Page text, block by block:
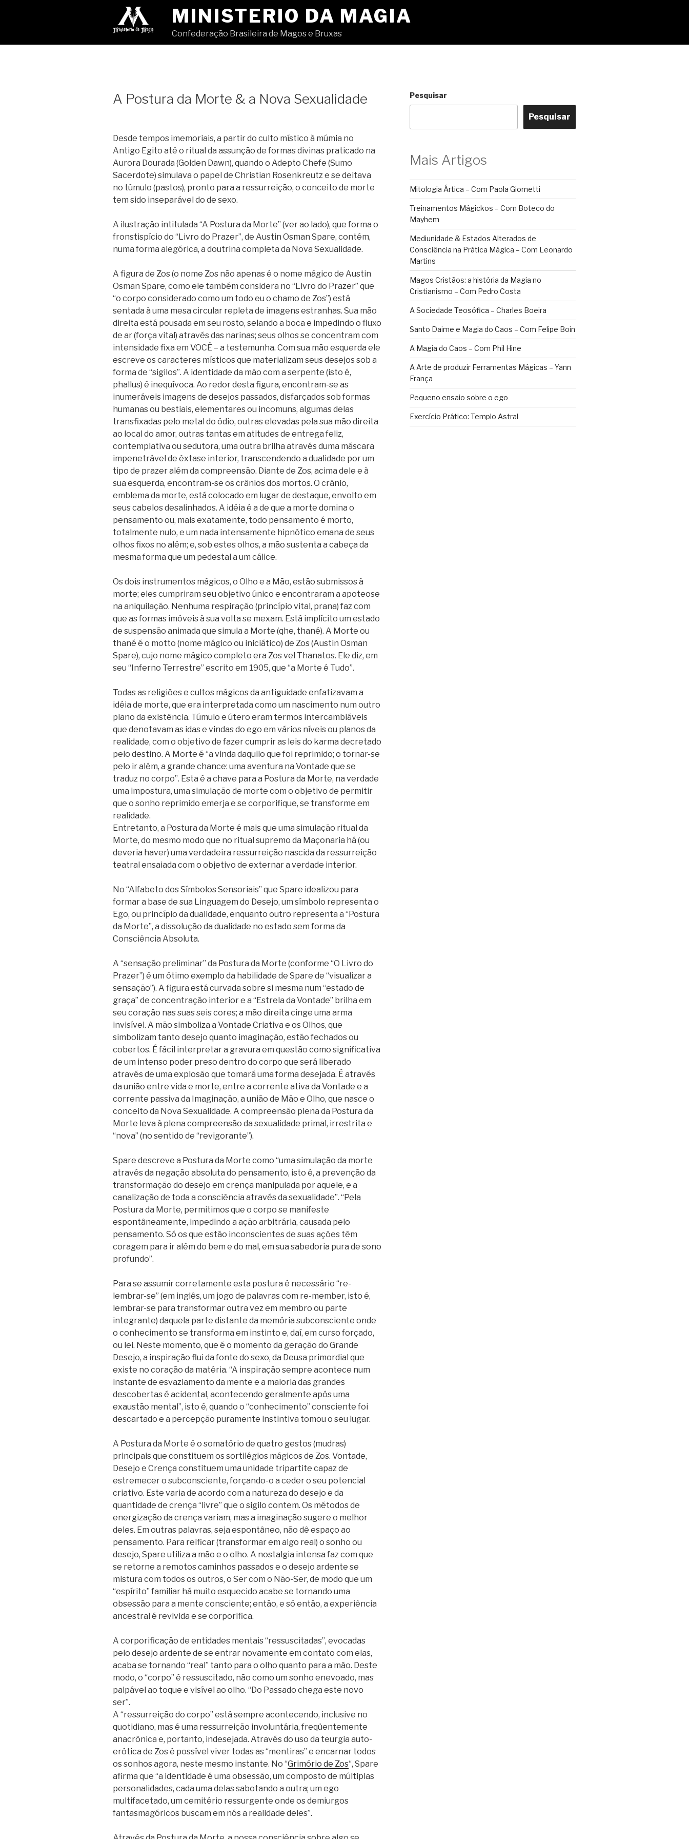
conteúdo
MINISTERIO DA MAGIA
Confederação Brasileira de Magos e Bruxas
A Postura da Morte & a Nova Sexualidade
Desde tempos imemoriais, a partir do culto místico à múmia no
Antigo Egito até o ritual da assunção de formas divinas praticado na
Aurora Dourada (Golden Dawn), quando o Adepto Chefe (Sumo
Sacerdote) simulava o papel de Christian Rosenkreutz e se deitava
no túmulo (pastos), pronto para a ressurreição, o conceito de morte
tem sido inseparável do de sexo.
A ilustração intitulada “A Postura da Morte” (ver ao lado), que forma o
fronstispício do “Livro do Prazer”, de Austin Osman Spare, contém,
numa forma alegórica, a doutrina completa da Nova Sexualidade.
A figura de Zos (o nome Zos não apenas é o nome mágico de Austin
Osman Spare, como ele também considera no “Livro do Prazer” que
“o corpo considerado como um todo eu o chamo de Zos”) está
sentada à uma mesa circular repleta de imagens estranhas. Sua mão
direita está pousada em seu rosto, selando a boca e impedindo o fluxo
de ar (força vital) através das narinas; seus olhos se concentram com
intensidade fixa em VOCÊ – a testemunha. Com sua mão esquerda ele
escreve os caracteres místicos que materializam seus desejos sob a
forma de “sigilos”. A identidade da mão com a serpente (isto é,
phallus) é inequívoca. Ao redor desta figura, encontram-se as
inumeráveis imagens de desejos passados, disfarçados sob formas
humanas ou bestiais, elementares ou incomuns, algumas delas
transfixadas pelo metal do ódio, outras elevadas pela sua mão direita
ao local do amor, outras tantas em atitudes de entrega feliz,
contemplativa ou sedutora, uma outra brilha através duma máscara
impenetrável de êxtase interior, transcendendo a dualidade por um
tipo de prazer além da compreensão. Diante de Zos, acima dele e à
sua esquerda, encontram-se os crânios dos mortos. O crânio,
emblema da morte, está colocado em lugar de destaque, envolto em
seus cabelos desalinhados. A idéia é a de que a morte domina o
pensamento ou, mais exatamente, todo pensamento é morto,
totalmente nulo, e um nada intensamente hipnótico emana de seus
olhos fixos no além; e, sob estes olhos, a mão sustenta a cabeça da
mesma forma que um pedestal a um cálice.
Os dois instrumentos mágicos, o Olho e a Mão, estão submissos à
morte; eles cumpriram seu objetivo único e encontraram a apoteose
na aniquilação. Nenhuma respiração (princípio vital, prana) faz com
que as formas imóveis à sua volta se mexam. Está implícito um estado
de suspensão animada que simula a Morte (qhe, thané). A Morte ou
thané é o motto (nome mágico ou iniciático) de Zos (Austin Osman
Spare), cujo nome mágico completo era Zos vel Thanatos. Ele diz, em
seu “Inferno Terrestre” escrito em 1905, que “a Morte é Tudo”.
Todas as religiões e cultos mágicos da antiguidade enfatizavam a
idéia de morte, que era interpretada como um nascimento num outro
plano da existência. Túmulo e útero eram termos intercambiáveis
que denotavam as idas e vindas do ego em vários níveis ou planos da
realidade, com o objetivo de fazer cumprir as leis do karma decretado
pelo destino. A Morte é “a vinda daquilo que foi reprimido; o tornar-se
pelo ir além, a grande chance: uma aventura na Vontade que se
traduz no corpo”. Esta é a chave para a Postura da Morte, na verdade
uma impostura, uma simulação de morte com o objetivo de permitir
que o sonho reprimido emerja e se corporifique, se transforme em
realidade.
Entretanto, a Postura da Morte é mais que uma simulação ritual da
Morte, do mesmo modo que no ritual supremo da Maçonaria há (ou
deveria haver) uma verdadeira ressurreição nascida da ressurreição
teatral ensaiada com o objetivo de externar a verdade interior.
No “Alfabeto dos Símbolos Sensoriais” que Spare idealizou para
formar a base de sua Linguagem do Desejo, um símbolo representa o
Ego, ou princípio da dualidade, enquanto outro representa a “Postura
da Morte”, a dissolução da dualidade no estado sem forma da
Consciência Absoluta.
A “sensação preliminar” da Postura da Morte (conforme “O Livro do
Prazer”) é um ótimo exemplo da habilidade de Spare de “visualizar a
sensação”). A figura está curvada sobre si mesma num “estado de
graça” de concentração interior e a “Estrela da Vontade” brilha em
seu coração nas suas seis cores; a mão direita cinge uma arma
invisível. A mão simboliza a Vontade Criativa e os Olhos, que
simbolizam tanto desejo quanto imaginação, estão fechados ou
cobertos. É fácil interpretar a gravura em questão como significativa
de um intenso poder preso dentro do corpo que será liberado
através de uma explosão que tomará uma forma desejada. É através
da união entre vida e morte, entre a corrente ativa da Vontade e a
corrente passiva da Imaginação, a união de Mão e Olho, que nasce o
conceito da Nova Sexualidade. A compreensão plena da Postura da
Morte leva à plena compreensão da sexualidade primal, irrestrita e
“nova” (no sentido de “revigorante”).
Spare descreve a Postura da Morte como “uma simulação da morte
através da negação absoluta do pensamento, isto é, a prevenção da
transformação do desejo em crença manipulada por aquele, e a
canalização de toda a consciência através da sexualidade”. “Pela
Postura da Morte, permitimos que o corpo se manifeste
espontâneamente, impedindo a ação arbitrária, causada pelo
pensamento. Só os que estão inconscientes de suas ações têm
coragem para ir além do bem e do mal, em sua sabedoria pura de sono
profundo”.
Para se assumir corretamente esta postura é necessário “re-
lembrar-se” (em inglês, um jogo de palavras com re-member, isto é,
lembrar-se para transformar outra vez em membro ou parte
integrante) daquela parte distante da memória subconsciente onde
o conhecimento se transforma em instinto e, daí, em curso forçado,
ou lei. Neste momento, que é o momento da geração do Grande
Desejo, a inspiração flui da fonte do sexo, da Deusa primordial que
existe no coração da matéria. “A inspiração sempre acontece num
instante de esvaziamento da mente e a maioria das grandes
descobertas é acidental, acontecendo geralmente após uma
exaustão mental”, isto é, quando o “conhecimento” consciente foi
descartado e a percepção puramente instintiva tomou o seu lugar.
A Postura da Morte é o somatório de quatro gestos (mudras)
principais que constituem os sortilégios mágicos de Zos. Vontade,
Desejo e Crença constituem uma unidade tripartite capaz de
estremecer o subconsciente, forçando-o a ceder o seu potencial
criativo. Este varia de acordo com a natureza do desejo e da
quantidade de crença “livre” que o sigilo contem. Os métodos de
energização da crença variam, mas a imaginação sugere o melhor
deles. Em outras palavras, seja espontâneo, não dê espaço ao
pensamento. Para reificar (transformar em algo real) o sonho ou
desejo, Spare utiliza a mão e o olho. A nostalgia intensa faz com que
se retorne a remotos caminhos passados e o desejo ardente se
mistura com todos os outros, o Ser com o Não-Ser, de modo que um
“espírito” familiar há muito esquecido acabe se tornando uma
obsessão para a mente consciente; então, e só então, a experiência
ancestral é revivida e se corporifica.
A corporificação de entidades mentais “ressuscitadas”, evocadas
pelo desejo ardente de se entrar novamente em contato com elas,
acaba se tornando “real” tanto para o olho quanto para a mão. Deste
modo, o “corpo” é ressuscitado, não como um sonho enevoado, mas
palpável ao toque e visível ao olho. “Do Passado chega este novo
ser”.
A “ressurreição do corpo” está sempre acontecendo, inclusive no
quotidiano, mas é uma ressurreição involuntária, freqüentemente
anacrônica e, portanto, indesejada. Através do uso da teurgia auto-
erótica de Zos é possível viver todas as “mentiras” e encarnar todos
os sonhos agora, neste mesmo instante. No “Grimório de Zos“, Spare
afirma que “a identidade é uma obsessão, um composto de múltiplas
personalidades, cada uma delas sabotando a outra; um ego
multifacetado, um cemitério ressurgente onde os demiurgos
fantasmagóricos buscam em nós a realidade deles”.
Pesquisar
Pesquisar
Mais Artigos
Mitologia Ártica – Com Paola Giometti
Treinamentos Mágickos – Com Boteco do
Mayhem
Mediunidade & Estados Alterados de
Consciência na Prática Mágica – Com Leonardo
Martins
Magos Cristãos: a história da Magia no
Cristianismo – Com Pedro Costa
A Sociedade Teosófica – Charles Boeira
Santo Daime e Magia do Caos – Com Felipe Boin
A Magia do Caos – Com Phil Hine
A Arte de produzir Ferramentas Mágicas – Yann
França
Pequeno ensaio sobre o ego
Exercício Prático: Templo Astral